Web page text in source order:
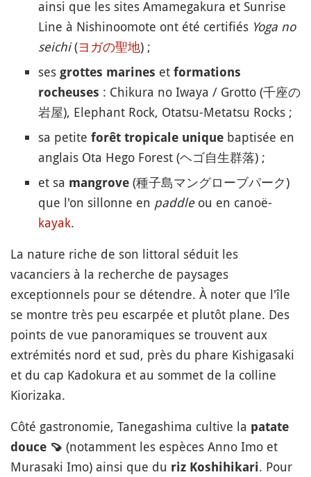
ainsi que les sites Amamegakura et Sunrise
Line à Nishinoomote ont été certifiés Yoga no
seichi(ヨガの聖地) ;
ses grottes marines et formations
rocheuses : Chikura no Iwaya / Grotto (千座の
岩屋), Elephant Rock, Otatsu-Metatsu Rocks ;
sa petite forêt tropicale unique baptisée en
anglais Ota Hego Forest (ヘゴ自生群落) ;
et sa mangrove (種子島マングローブパーク)
que l'on sillonne en paddleou en canoë-
kayak.
La nature riche de son littoral séduit les
vacanciers à la recherche de paysages
exceptionnels pour se détendre. À noter que l'île
se montre très peu escarpée et plutôt plane. Des
points de vue panoramiques se trouvent aux
extrémités nord et sud, près du phare Kishigasaki
et du cap Kadokura et au sommet de la colline
Kiorizaka.
Côté gastronomie, Tanegashima cultive la patate
douce 🍠 (notamment les espèces Anno Imo et
Murasaki Imo) ainsi que du riz Koshihikari. Pour